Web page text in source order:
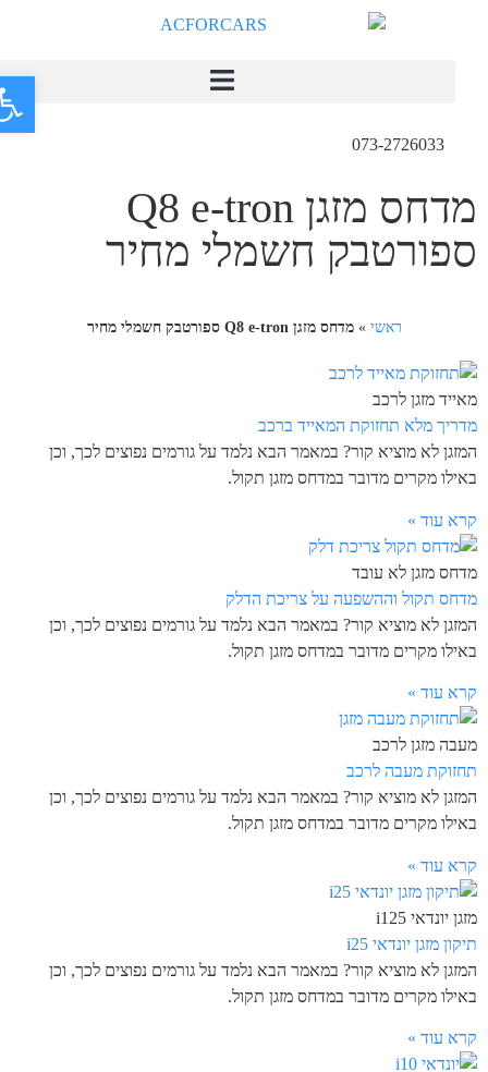
073-2726033
מדחס מזגן Q8 e-tron
ספורטבק חשמלי מחיר
ראשי»מדחס מזגן Q8 e-tron ספורטבק חשמלי מחיר
מאייד מזגן לרכב
מדריך מלא תחזוקת המאייד ברכב
המזגן לא מוציא קור? במאמר הבא נלמד על גורמים נפוצים לכך, וכן
באילו מקרים מדובר במדחס מזגן תקול.
קרא עוד »
מדחס מזגן לא עובד
מדחס תקול וההשפעה על צריכת הדלק
המזגן לא מוציא קור? במאמר הבא נלמד על גורמים נפוצים לכך, וכן
באילו מקרים מדובר במדחס מזגן תקול.
קרא עוד »
מעבה מזגן לרכב
תחזוקת מעבה לרכב
המזגן לא מוציא קור? במאמר הבא נלמד על גורמים נפוצים לכך, וכן
באילו מקרים מדובר במדחס מזגן תקול.
קרא עוד »
מזגן יונדאי i125
תיקון מזגן יונדאי i25
המזגן לא מוציא קור? במאמר הבא נלמד על גורמים נפוצים לכך, וכן
באילו מקרים מדובר במדחס מזגן תקול.
קרא עוד »